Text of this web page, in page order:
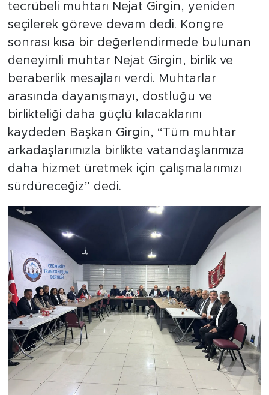
tecrübeli muhtarı Nejat Girgin, yeniden
seçilerek göreve devam dedi. Kongre
sonrası kısa bir değerlendirmede bulunan
deneyimli muhtar Nejat Girgin, birlik ve
beraberlik mesajları verdi. Muhtarlar
arasında dayanışmayı, dostluğu ve
birlikteliği daha güçlü kılacaklarını
kaydeden Başkan Girgin, “Tüm muhtar
arkadaşlarımızla birlikte vatandaşlarımıza
daha hizmet üretmek için çalışmalarımızı
sürdüreceğiz” dedi.